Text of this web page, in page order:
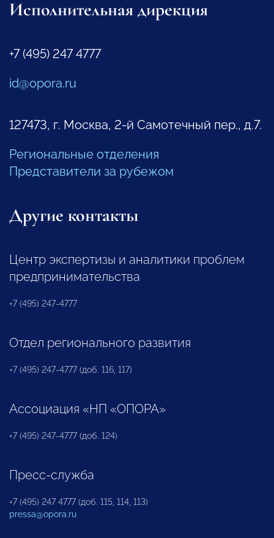
Исполнительная дирекция
+7 (495) 247 4777
id@opora.ru
127473, г. Москва, 2-й Самотечный пер., д.7.
Региональные отделения
Представители за рубежом
Другие контакты
Центр экспертизы и аналитики проблем
предпринимательства
+7 (495) 247-4777
Отдел регионального развития
+7 (495) 247-4777 (доб. 116, 117)
Ассоциация «НП «ОПОРА»
+7 (495) 247-4777 (доб. 124)
Пресс-служба
+7 (495) 247 4777 (доб. 115, 114, 113)
pressa@opora.ru